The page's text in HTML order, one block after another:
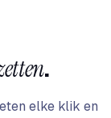
.
elke klik en